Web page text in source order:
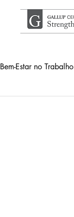
Bem-Estar no Trabalho